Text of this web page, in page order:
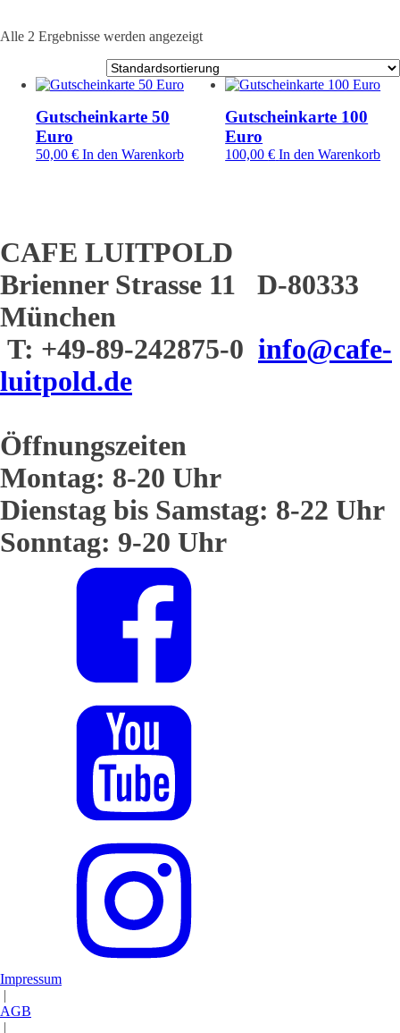
Alle 2 Ergebnisse werden angezeigt
Gutscheinkarte 50
Euro
50,00 € In den Warenkorb
Gutscheinkarte 100
Euro
100,00€ In den Warenkorb
CAFE LUITPOLD
Brienner Strasse 11 D-80333
München
T: +49-89-242875-0 info@cafe-
luitpold.de
Öffnungszeiten
Montag: 8-20 Uhr
Dienstag bis Samstag: 8-22 Uhr
Sonntag: 9-20 Uhr
Impressum
|
AGB
|